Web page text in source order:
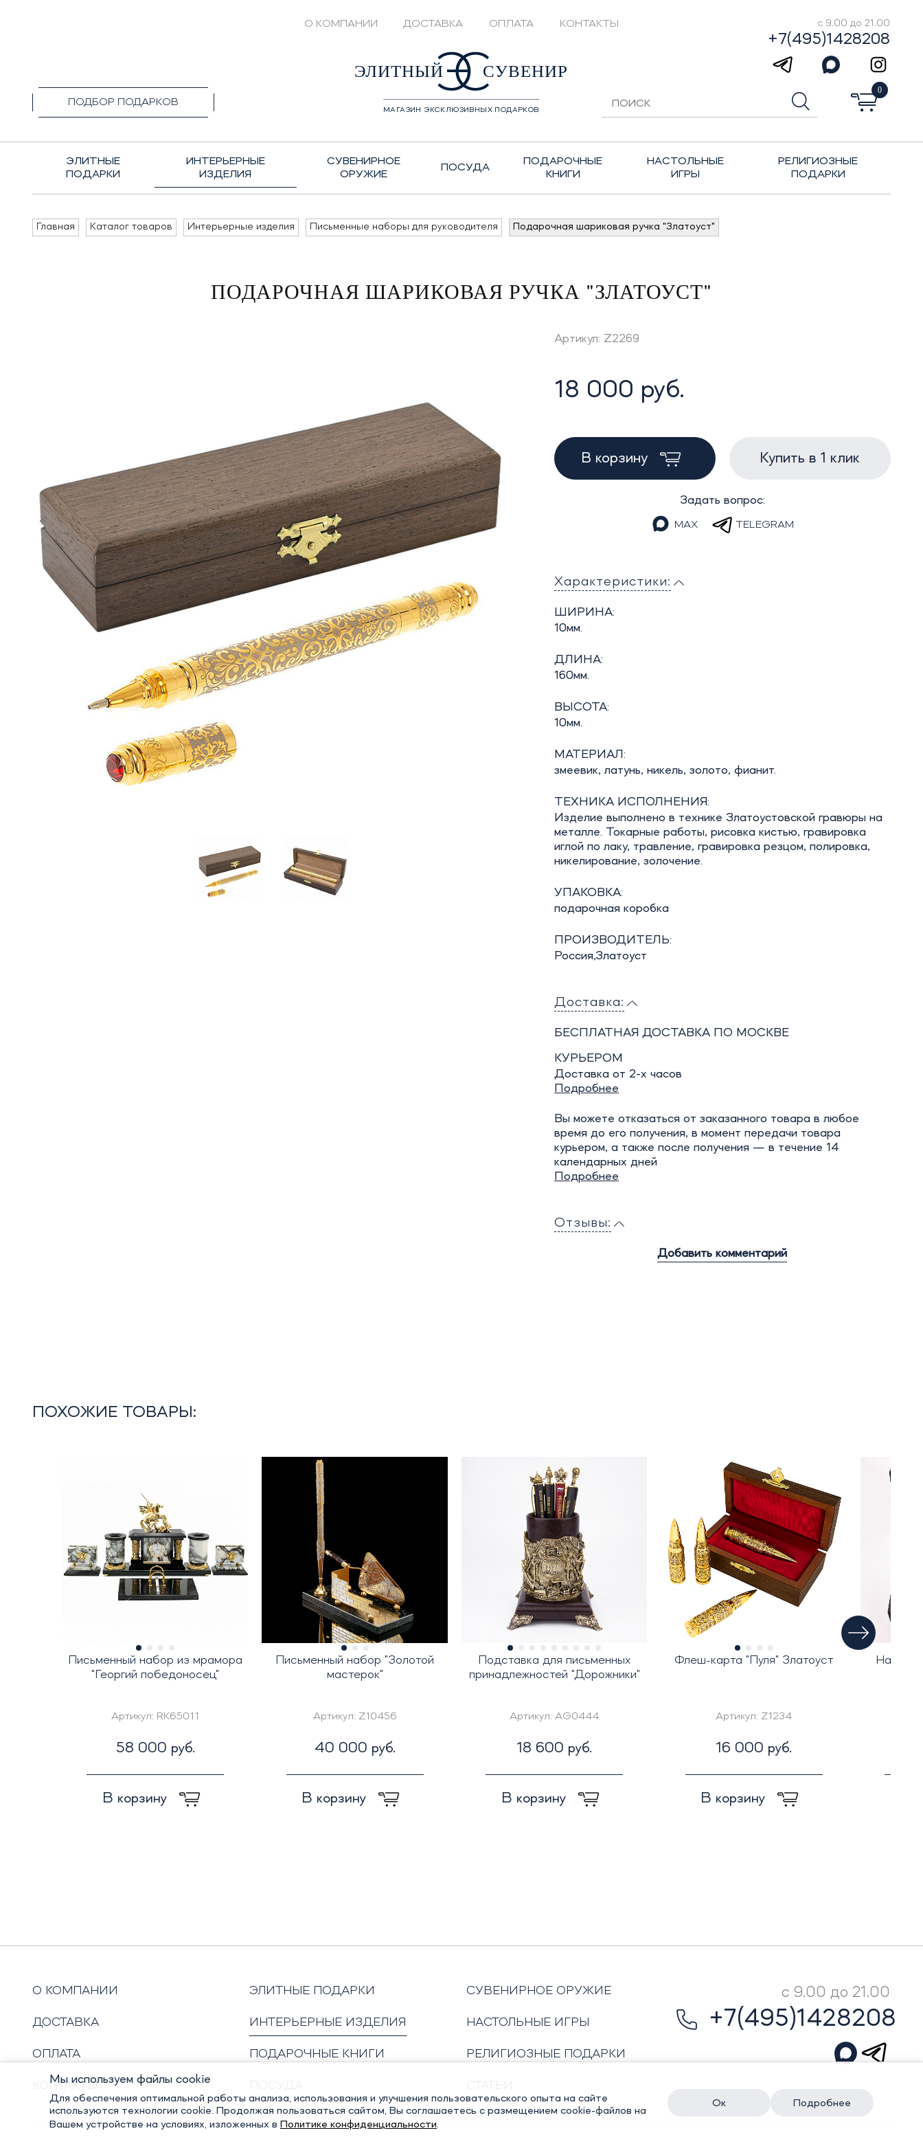
О КОМПАНИИ ДОСТАВКА ОПЛАТА КОНТАКТЫ с 9.00 до 21.00
+7(495)1428208
ПОДБОР ПОДАРКОВ
+7(495)1428208ЭЛИТНЫЙ СУВЕНИР
МАГАЗИН ЭКСКЛЮЗИВНЫХ ПОДАРКОВ
0
ЭЛИТНЫЕ
ПОДАРКИ
ИНТЕРЬЕРНЫЕ
ИЗДЕЛИЯ
СУВЕНИРНОЕ
ОРУЖИЕ
ПОСУДА
ПОДАРОЧНЫЕ
КНИГИ
НАСТОЛЬНЫЕ
ИГРЫ
РЕЛИГИОЗНЫЕ
ПОДАРКИ
Главная Каталог товаров Интерьерные изделия Письменные наборы для руководителя Подарочная шариковая ручка "Златоуст"
ПОДАРОЧНАЯ ШАРИКОВАЯ РУЧКА "ЗЛАТОУСТ"
Артикул: Z2269
18 000 руб.
В корзину Купить в 1 клик
Задать вопрос:
MAX TELEGRAM
Характеристики:
ШИРИНА:
10мм.
ДЛИНА:
160мм.
ВЫСОТА:
10мм.
МАТЕРИАЛ:
змеевик, латунь, никель, золото, фианит.
ТЕХНИКА ИСПОЛНЕНИЯ:
Изделие выполнено в технике Златоустовской гравюры на
металле. Токарные работы, рисовка кистью, гравировка
иглой по лаку, травление, гравировка резцом, полировка,
никелирование, золочение.
УПАКОВКА:
подарочная коробка
ПРОИЗВОДИТЕЛЬ:
Россия,Златоуст
Доставка:
БЕСПЛАТНАЯ ДОСТАВКА ПО МОСКВЕ
КУРЬЕРОМ
Доставка от 2-х часов
Подробнее
Вы можете отказаться от заказанного товара в любое
время до его получения, в момент передачи товара
курьером, а также после получения — в течение 14
календарных дней
Подробнее
Отзывы:
Добавить комментарий
ПОХОЖИЕ ТОВАРЫ:
Письменный набор из мрамора
"Георгий победоносец"
Артикул: RK65011
58 000 руб.
В корзину
Письменный набор "Золотой
мастерок"
Артикул: Z10456
40 000 руб.
В корзину
Подставка для письменных
принадлежностей "Дорожники"
Артикул:AG0444
18 600 руб.
В корзину
Флеш-карта "Пуля" Златоуст
Артикул: Z1234
16 000 руб.
В корзину
Набор
О КОМПАНИИ
ДОСТАВКА
ОПЛАТА
КОНТАКТЫ
ЭЛИТНЫЕ ПОДАРКИ
ИНТЕРЬЕРНЫЕ ИЗДЕЛИЯ
ПОДАРОЧНЫЕ КНИГИ
СУВЕНИРНОЕ ОРУЖИЕ
НАСТОЛЬНЫЕ ИГРЫ
РЕЛИГИОЗНЫЕ ПОДАРКИ
с 9.00 до 21.00
+7(495)1428208
Мы используем файлы cookie
Для обеспечения оптимальной работы анализа, использования и улучшения пользовательского опыта на сайте
используются технологии cookie. Продолжая пользоваться сайтом, Вы соглашаетесь с размещением cookie-файлов на
Вашем устройстве на условиях, изложенных в Политике конфиденциальности.
Ок Подробнее